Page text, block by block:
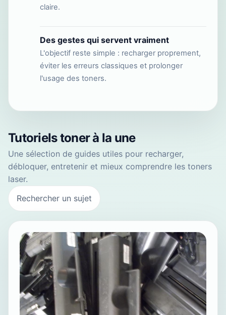
claire.
Des gestes qui servent vraiment
L'objectif reste simple : recharger proprement,
éviter les erreurs classiques et prolonger
l'usage des toners.
Tutoriels toner à la une
Une sélection de guides utiles pour recharger,
débloquer, entretenir et mieux comprendre les toners
laser.
Rechercher un sujet